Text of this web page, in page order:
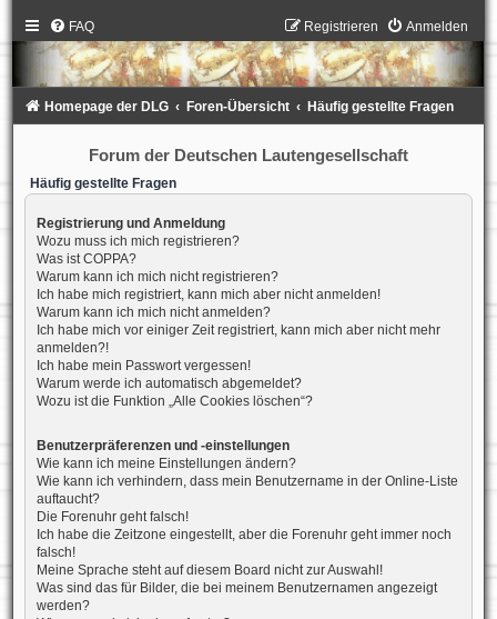
FAQ Anmelden
Registrieren
Homepage der DLG Foren-Übersicht Häufig gestellte Fragen
Forum der Deutschen Lautengesellschaft
Häufig gestellte Fragen
Registrierung und Anmeldung
Wozu muss ich mich registrieren?
Was ist COPPA?
Warum kann ich mich nicht registrieren?
Ich habe mich registriert, kann mich aber nicht anmelden!
Warum kann ich mich nicht anmelden?
Ich habe mich vor einiger Zeit registriert, kann mich aber nicht mehr
anmelden?!
Ich habe mein Passwort vergessen!
Warum werde ich automatisch abgemeldet?
Wozu ist die Funktion „Alle Cookies löschen“?
Benutzerpräferenzen und -einstellungen
Wie kann ich meine Einstellungen ändern?
Wie kann ich verhindern, dass mein Benutzername in der Online-Liste
auftaucht?
Die Forenuhr geht falsch!
Ich habe die Zeitzone eingestellt, aber die Forenuhr geht immer noch
falsch!
Meine Sprache steht auf diesem Board nicht zur Auswahl!
Was sind das für Bilder, die bei meinem Benutzernamen angezeigt
werden?